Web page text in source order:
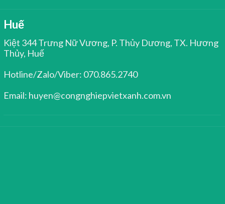
Huế
Kiệt 344 Trưng Nữ Vương, P. Thủy Dương, TX. Hương
Thủy, Huế
Hotline/Zalo/Viber: 070.865.2740
Email: huyen@congnghiepvietxanh.com.vn